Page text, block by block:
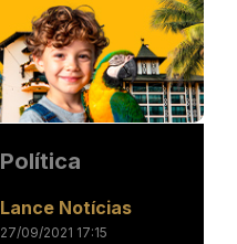
Política
Lance Notícias
27/09/2021 17:15